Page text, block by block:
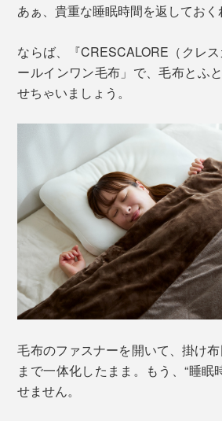
あぁ、貴重な睡眠時間を返してお
ならば、『CRESCALORE（クレ
ールインワン毛布」で、毛布とふ
せちゃいましょう。
毛布のファスナーを開いて、掛け
まで一体化したまま。もう、“睡眠
せません。